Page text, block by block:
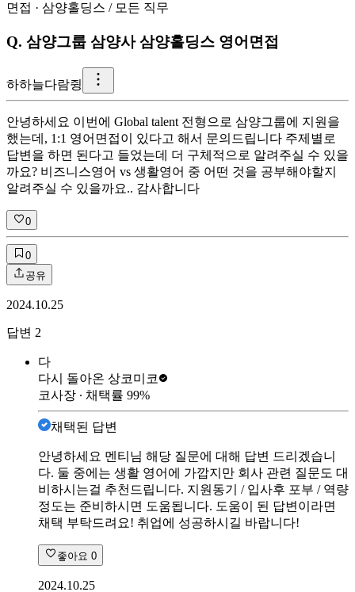
면접 · 삼양홀딩스 / 모든 직무
Q. 삼양그룹 삼양사 삼양홀딩스 영어면접
하하늘다람쥥
안녕하세요 이번에 Global talent 전형으로 삼양그룹에 지원을
했는데, 1:1 영어면접이 있다고 해서 문의드립니다 주제별로
답변을 하면 된다고 들었는데 더 구체적으로 알려주실 수 있을
까요? 비즈니스영어 vs 생활영어 중 어떤 것을 공부해야할지
알려주실 수 있을까요.. 감사합니다
0
0
공유
2024.10.25
답변 2
다
다시 돌아온 상코미코
코사장 ∙ 채택률 99%
채택된 답변
안녕하세요 멘티님 해당 질문에 대해 답변 드리겠습니
다. 둘 중에는 생활 영어에 가깝지만 회사 관련 질문도 대
비하시는걸 추천드립니다. 지원동기 / 입사후 포부 / 역량
정도는 준비하시면 도움됩니다. 도움이 된 답변이라면
채택 부탁드려요! 취업에 성공하시길 바랍니다!
좋아요 0
2024.10.25